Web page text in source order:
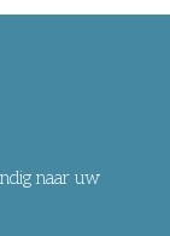
naar uw